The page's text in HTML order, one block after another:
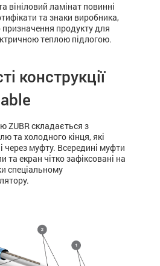
вініловий ламінат повинні
та знаки виробника,
продукту для
теплою підлогою.
конструкції
ZUBR складається з
та холодного кінця, які
через муфту. Всередині муфти
та екран чітко зафіксовані на
спеціальному